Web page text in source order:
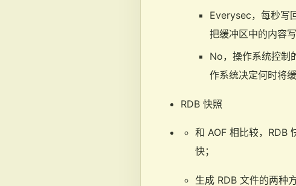
Everysec，每秒写
把缓冲区中的内容写
No，操作系统控制
作系统决定何时将
RDB 快照
和 AOF 相比较，RDB
快；
生成 RDB 文件的两种方